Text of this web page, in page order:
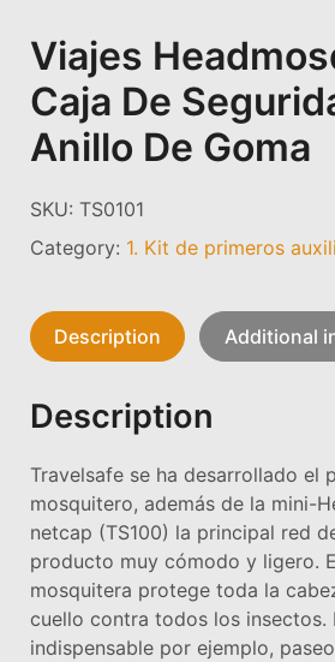
Viajes
Caja De
Anillo De Goma
SKU: TS0101
Category: 1. Kit de primeros
Description Additional
Description
Travelsafe se ha desarrollado el
mosquitero, además de la mini-
netcap (TS100) la principal red
producto muy cómodo y ligero.
mosquitera protege toda la
cuello contra todos los insectos.
indispensable por ejemplo,